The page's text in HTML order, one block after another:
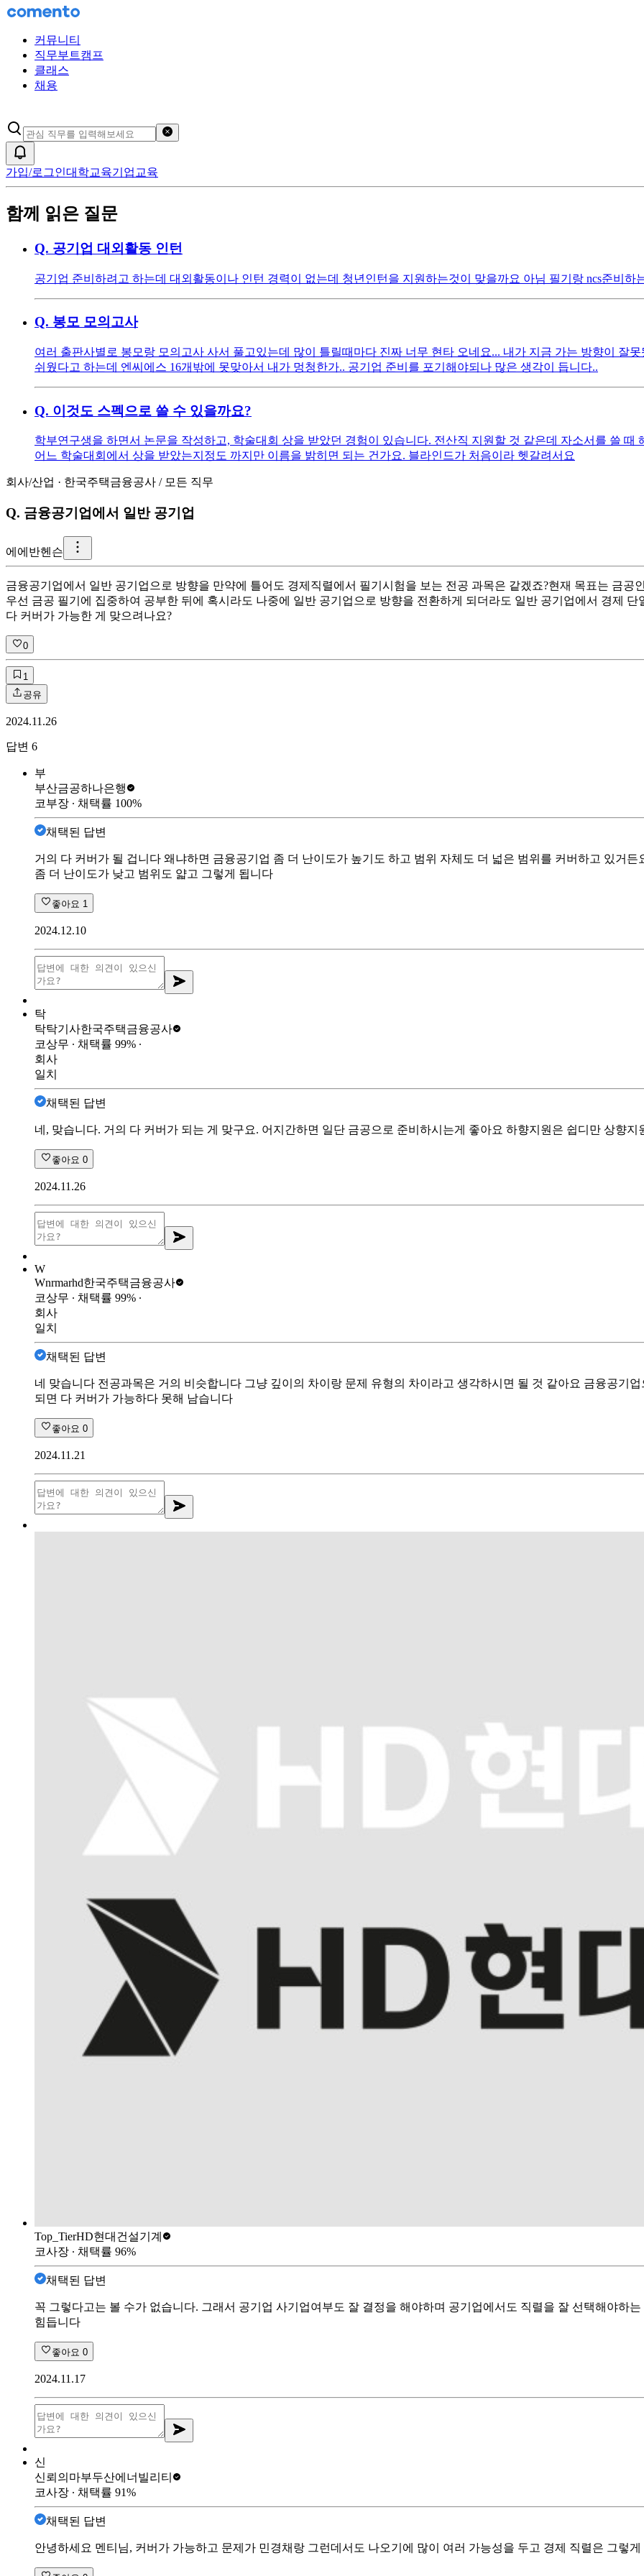
커뮤니티
직무부트캠프
클래스
채용
가입/로그인대학교육기업교육
함께 읽은 질문
Q. 공기업 대외활동 인턴
공기업 준비하려고 하는데 대외활동이나 인턴 경력이 없는데 청년인턴을 지원하는것이 맞을까요 아님 필기랑 ncs준비하
Q. 봉모 모의고사
여러 출판사별로 봉모랑 모의고사 사서 풀고있는데 많이 틀릴때마다 진짜 너무 현타 오네요... 내가 지금 가는 방향이 잘
쉬웠다고 하는데 엔씨에스 16개밖에 못맞아서 내가 멍청한가.. 공기업 준비를 포기해야되나 많은 생각이 듭니다..
Q. 이것도 스펙으로 쓸 수 있을까요?
학부연구생을 하면서 논문을 작성하고, 학술대회 상을 받았던 경험이 있습니다. 전산직 지원할 것 같은데 자소서를 쓸 때
어느 학술대회에서 상을 받았는지정도 까지만 이름을 밝히면 되는 건가요. 블라인드가 처음이라 헷갈려서요
회사/산업 · 한국주택금융공사 / 모든 직무
Q. 금융공기업에서 일반 공기업
에 에반헨슨
금융공기업에서 일반 공기업으로 방향을 만약에 틀어도 경제직렬에서 필기시험을 보는 전공 과목은 같겠죠?현재 목표는 금공
우선 금공 필기에 집중하여 공부한 뒤에 혹시라도 나중에 일반 공기업으로 방향을 전환하게 되더라도 일반 공기업에서 경제
다 커버가 가능한 게 맞으려나요?
0
1
공유
2024.11.26
답변 6
부
부산금공하나은행
코부장 ∙ 채택률 100%
채택된 답변
거의 다 커버가 될 겁니다 왜냐하면 금융공기업 좀 더 난이도가 높기도 하고 범위 자체도 더 넓은 범위를 커버하고 있거
좀 더 난이도가 낮고 범위도 얇고 그렇게 됩니다
좋아요 1
2024.12.10
탁
탁탁기사한국주택금융공사
코상무 ∙ 채택률 99% ∙
회사
일치
채택된 답변
네, 맞습니다. 거의 다 커버가 되는 게 맞구요. 어지간하면 일단 금공으로 준비하시는게 좋아요 하향지원은 쉽디만 상향지
좋아요 0
2024.11.26
W
Wnrmarhd한국주택금융공사
코상무 ∙ 채택률 99% ∙
회사
일치
채택된 답변
네 맞습니다 전공과목은 거의 비슷합니다 그냥 깊이의 차이랑 문제 유형의 차이라고 생각하시면 될 것 같아요 금융공기
되면 다 커버가 가능하다 못해 남습니다
좋아요 0
2024.11.21
Top_TierHD현대건설기계
코사장 ∙ 채택률 96%
채택된 답변
꼭 그렇다고는 볼 수가 없습니다. 그래서 공기업 사기업여부도 잘 결정을 해야하며 공기업에서도 직렬을 잘 선택해야하
힘듭니다
좋아요 0
2024.11.17
신
신뢰의마부두산에너빌리티
코사장 ∙ 채택률 91%
채택된 답변
안녕하세요 멘티님, 커버가 가능하고 문제가 민경채랑 그런데서도 나오기에 많이 여러 가능성을 두고 경제 직렬은 그렇